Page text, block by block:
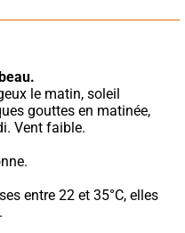
gouttes en matinée,
Vent faible.
entre 22 et 35°C, elles